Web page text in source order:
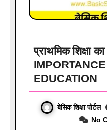
प्राथमिक शिक्षा
EDUCATION
बेसिक शिक्षा पोर्टल
No